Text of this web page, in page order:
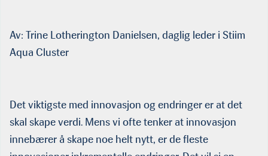
Av: Trine Lotherington Danielsen, daglig leder i Stiim
Aqua Cluster
Det viktigste med innovasjon og endringer er at det
skal skape verdi. Mens vi ofte tenker at innovasjon
innebærer å skape noe helt nytt, er de fleste